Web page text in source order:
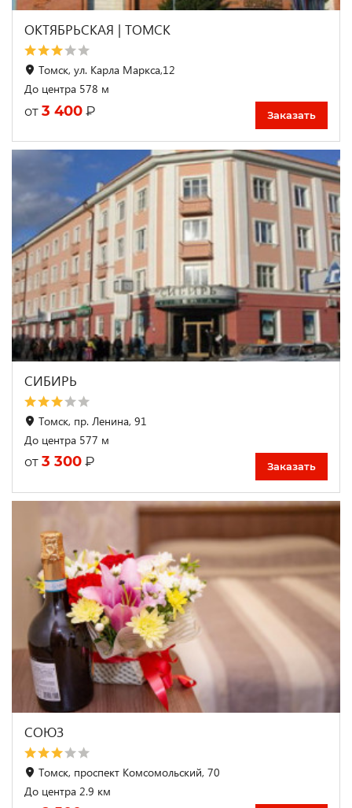
ОКТЯБРЬСКАЯ | ТОМCК
Томск, ул. Карла Маркса,12
До центра 578 м
от 3 400 ₽ Заказать
СИБИРЬ
Томск, пр. Ленина, 91
До центра 577 м
от 3 300 ₽ Заказать
СОЮЗ
Томск, проспект Комсомольский, 70
До центра 2.9 км